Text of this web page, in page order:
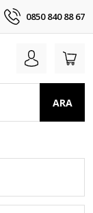
0850 840 88 67
ARA